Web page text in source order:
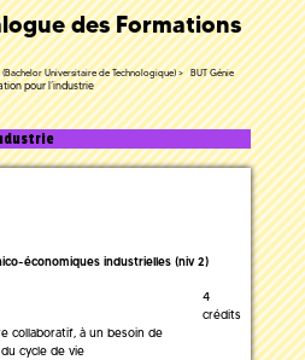
des Formations
(Bachelor Universitaire de Technologique)
BUT Génie
pour l’industrie
économiques industrielles (niv 2)
4
crédits
collaboratif, à un besoin de
cycle de vie